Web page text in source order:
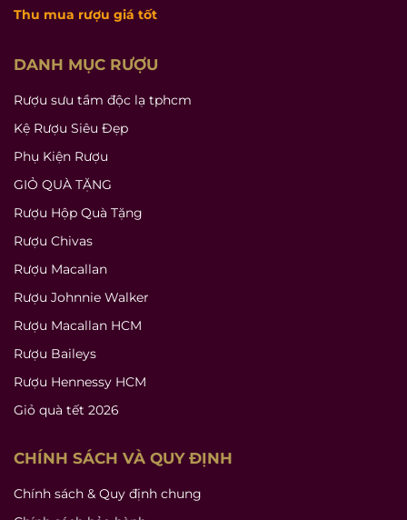
Thu mua rượu giá tốt
DANH MỤC RƯỢU
Rượu sưu tầm độc lạ tphcm
Kệ Rượu Siêu Đẹp
Phụ Kiện Rượu
GIỎ QUÀ TẶNG
Rượu Hộp Quà Tặng
Rượu Chivas
Rượu Macallan
Rượu Johnnie Walker
Rượu Macallan HCM
Rượu Baileys
Rượu Hennessy HCM
Giỏ quà tết 2026
CHÍNH SÁCH VÀ QUY ĐỊNH
Chính sách & Quy định chung